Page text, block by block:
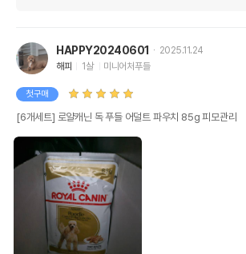
HAPPY20240601
2025.11.24
해피
1살 미니어처푸들
첫구매
[6개세트] 로얄캐닌 독 푸들 어덜트 파우치 85g 피모관리